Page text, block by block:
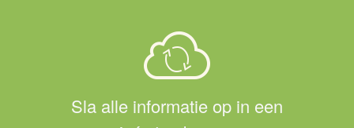
Sla alle informatie op in een